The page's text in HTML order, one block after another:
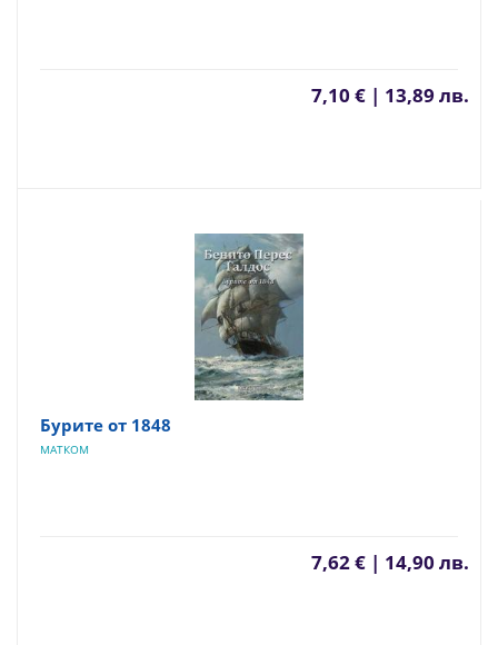
7,10 € | 13,89 лв.
Бурите от 1848
МАТКОМ
7,62 € | 14,90 лв.